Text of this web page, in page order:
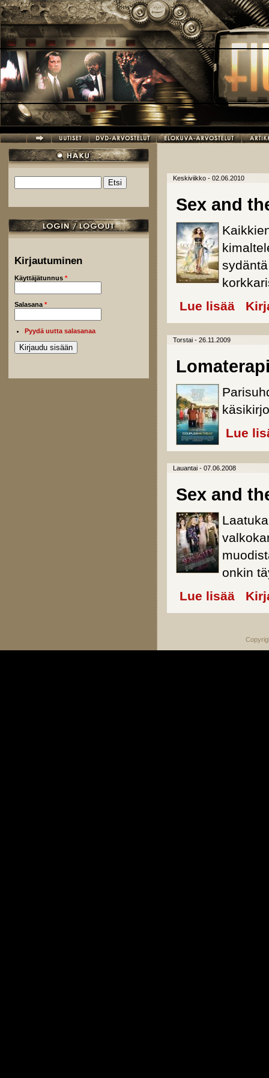
Hyppää pääsisältöön
Hakulomake
Kirjautuminen
Käyttäjätunnus *
Salasana *
Pyydä uutta salasanaa
Keskiviikko - 02.06.2010
Sex and
Lue lisää about
Torstai - 26.11.2009
Lue
Lauantai - 07.06.2008
Sex and
onkin
Lue lisää about